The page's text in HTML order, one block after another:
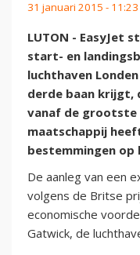
31 januari 2015 -
LUTON - EasyJet
start- en
luchthaven
derde baan krijgt,
vanaf de grootste
maatschappij
bestemmingen op
De aanleg van een
volgens de Britse
economische
Gatwick, de